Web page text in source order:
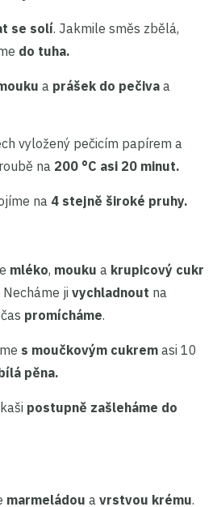
se solí. Jakmile směs zbělá,
do tuha.
a prášek do pečiva a
vyložený pečicím papírem a
na 200 °C asi 20 minut.
na 4 stejně široké pruhy.
mléko, mouku a krupicový cukr
Necháme ji vychladnout na
promícháme.
s moučkovým cukrem asi 10
pěna.
postupně zašleháme do
marmeládou a vrstvou krému.